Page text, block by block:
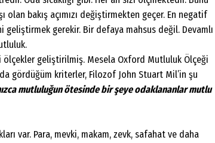
olan bakış açımızı değiştirmekten geçer. En negatif
gerekir. Bir defaya mahsus değil. Devamlı
geliştirilmiş. Mesela Oxford Mutluluk Ölçeği
gördüğüm kriterler, Filozof John Stuart Mil’in şu
mutluluğun ötesinde bir şeye odaklananlar mutlu
Para, mevki, makam, zevk, safahat ve daha